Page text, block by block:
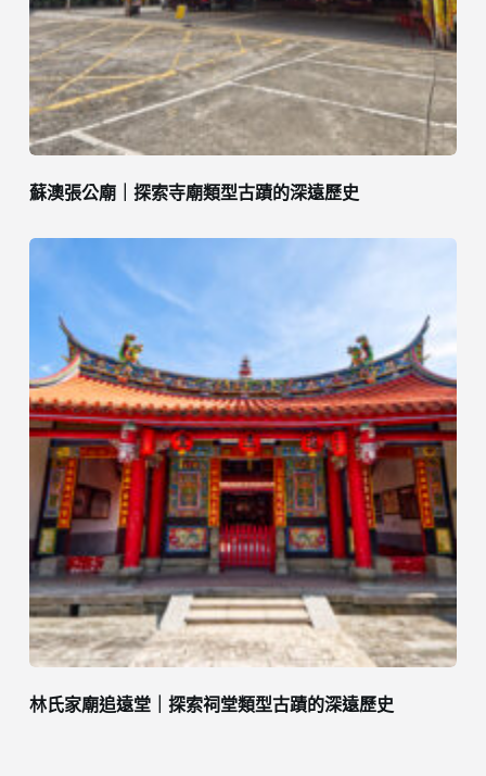
蘇澳張公廟｜探索寺廟類型古蹟的深遠歷史
林氏家廟追遠堂｜探索祠堂類型古蹟的深遠歷史